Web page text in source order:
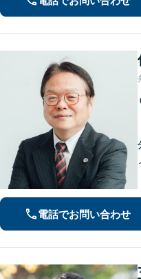
電話でお問い合わせ